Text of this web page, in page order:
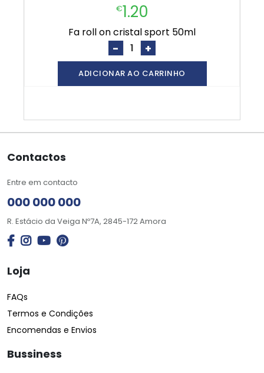
€1.20
fa roll on cristal sport 50ml
- +
ADICIONAR AO CARRINHO
Contactos
Entre em contacto
000 000 000
R. Estácio da Veiga Nº7A, 2845-172 Amora
Loja
FAQs
Termos e Condições
Encomendas e Envios
Bussiness